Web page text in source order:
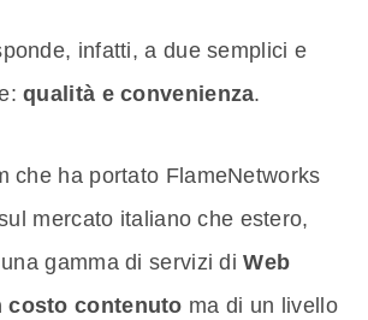
infatti, a due semplici e
qualità e convenienza.
che ha portato FlameNetworks
mercato italiano che estero,
gamma di servizi diWeb
costo contenuto ma di un livello